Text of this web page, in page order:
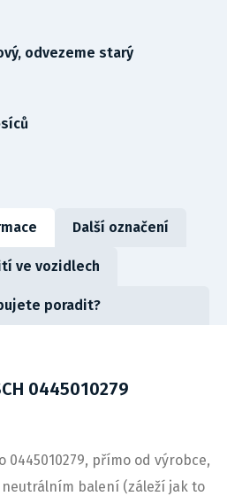
odvezeme starý
Další označení
ve vozidlech
poradit?
0445010279
přímo od výrobce,
balení (záleží jak to